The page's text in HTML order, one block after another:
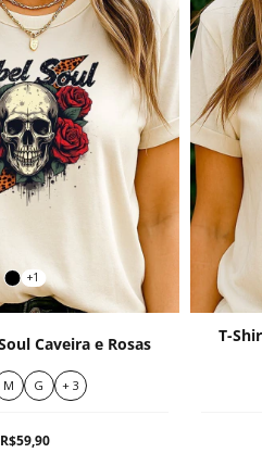
+1
Caveira e Rosas
M G + 3
R$59,90
T-